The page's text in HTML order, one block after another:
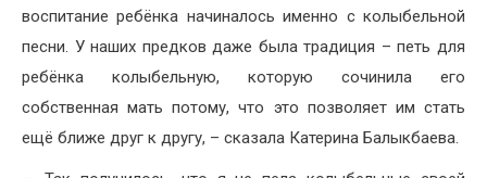
воспитание ребёнка начиналось именно с колыбельной
песни. У наших предков даже была традиция – петь для
ребёнка колыбельную, которую сочинила его
собственная мать потому, что это позволяет им стать
ещё ближе друг к другу, – сказала Катерина Балыкбаева.